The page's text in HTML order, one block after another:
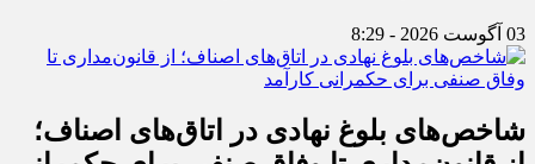
03 آگوست 2026 - 8:29
شاخص‌های بلوغ نهادی در اتاق‌های اصناف؛